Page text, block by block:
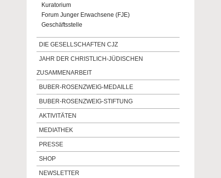
Kuratorium
Forum Junger Erwachsene (FJE)
Geschäftsstelle
DIE GESELLSCHAFTEN CJZ
JAHR DER CHRISTLICH-JÜDISCHEN
ZUSAMMENARBEIT
BUBER-ROSENZWEIG-MEDAILLE
BUBER-ROSENZWEIG-STIFTUNG
AKTIVITÄTEN
MEDIATHEK
PRESSE
SHOP
NEWSLETTER